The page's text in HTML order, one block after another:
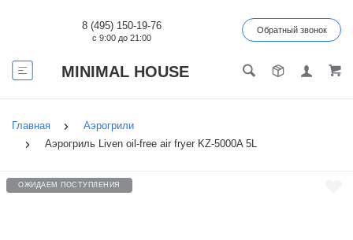
MINIMAL HOUSE
8 (495) 150-19-76
с 9:00 до 21:00
Обратный звонок
Главная
Аэрогрили
Аэрогриль Liven oil-free air fryer KZ-5000A 5L
ОЖИДАЕМ ПОСТУПЛЕНИЯ